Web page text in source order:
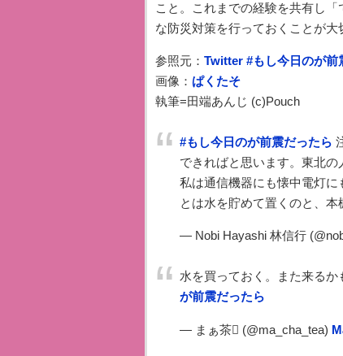
こと。これまでの経験を共有し
な防災対策を行っておくことが大
参照元： Twitter #もし今日のが前
画像： ぱくたそ
執筆=田端あんじ (c)Pouch
#もし今日のが前震だったら
できればと思います。東北の
私は通信機器にも懐中電灯
とは水を貯めて置くのと、本
— Nobi Hayashi 林信行
水を買っておく。また来る
が前震だったら
— まぁ茶 (@ma_cha_tea)